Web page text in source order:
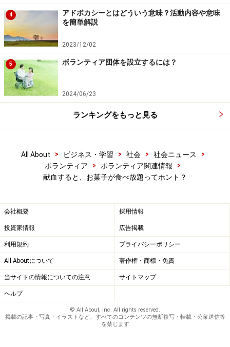
4
アドボカシーとはどういう意味？活動内容や意味
を簡単解説
2023/12/02
5 ボランティア団体を設立するには？
2024/06/23
ランキングをもっと見る
All About > ビジネス・学習 > 社会 > 社会ニュース
>
ボランティア
> ボランティア関連情報
>
献血すると、お菓子が食べ放題ってホント？
会社概要 採用情報
投資家情報 広告掲載
利用規約 プライバシーポリシー
All Aboutについて 著作権・商標・免責
当サイトの情報についての注意 サイトマップ
ヘルプ
© All About, Inc. All rights reserved.
掲載の記事・写真・イラストなど、すべてのコンテンツの無断複写・転載・公衆送信等
を禁じます